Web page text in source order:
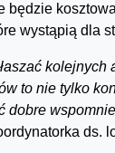
będzie
wystąpią dla
to nie tylko
dobre
ds.